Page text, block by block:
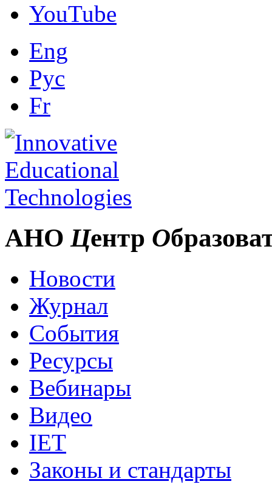
YouTube
Eng
Рус
Fr
АНО Центр О
Новости
Журнал
События
Ресурсы
Вебинары
Видео
IET
Законы и стандарты